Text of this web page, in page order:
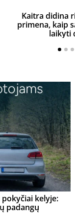
Kaitra didina
primena, kaip
laikyti
kelyje:
padangų